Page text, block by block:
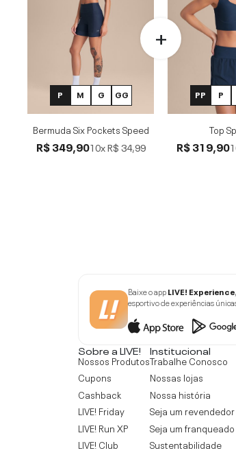
P M G GG
Bermuda Six Pockets Speed
R$ 349,9010xR$ 34,99
PP P
Top
R$ 319,90
Baixe o appLIVE! Experience
esportivo de experiências
Sobre a LIVE!
Nossos Produtos
Cupons
Cashback
LIVE! Friday
LIVE! Run XP
LIVE! Club
Institucional
Trabalhe Conosco
Nossas lojas
Nossa história
Seja um revendedor
Seja um franqueado
Sustentabilidade